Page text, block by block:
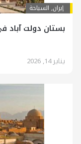
إيران, السياحة
بستان دولت آباد
يناير 14, 2026